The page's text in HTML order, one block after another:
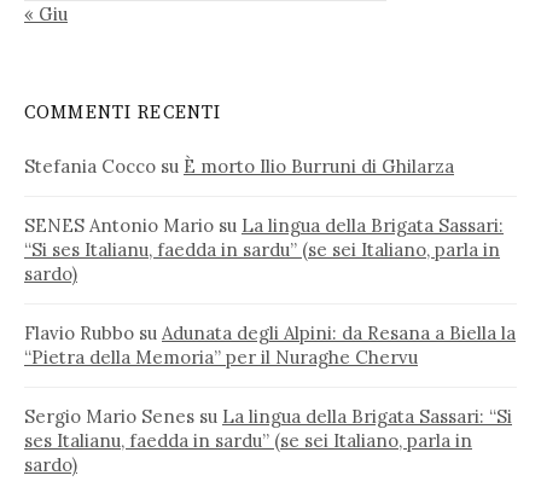
« Giu
COMMENTI RECENTI
Stefania Cocco su È morto Ilio Burruni di Ghilarza
SENES Antonio Mario su La lingua della Brigata Sassari:
“Si ses Italianu, faedda in sardu” (se sei Italiano, parla in
sardo)
Flavio Rubbo su Adunata degli Alpini: da Resana a Biella la
“Pietra della Memoria” per il Nuraghe Chervu
Sergio Mario Senes su La lingua della Brigata Sassari: “Si
ses Italianu, faedda in sardu” (se sei Italiano, parla in
sardo)